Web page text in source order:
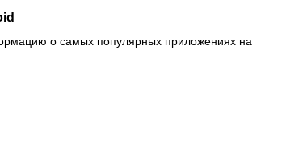
о самых популярных приложениях на